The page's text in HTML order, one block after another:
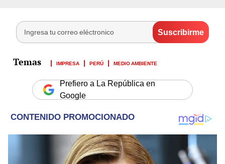
IMPRESA PERÚ MEDIO AMBIENTE
Prefiero a La República en
Google